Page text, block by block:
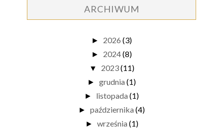
ARCHIWUM
► 2026 (3)
► 2024(8)
▼ 2023(11)
► grudnia (1)
► listopada (1)
► października (4)
► września (1)